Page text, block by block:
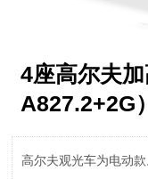
4座高尔夫
A827.2+2G）
高尔夫观光车为电动